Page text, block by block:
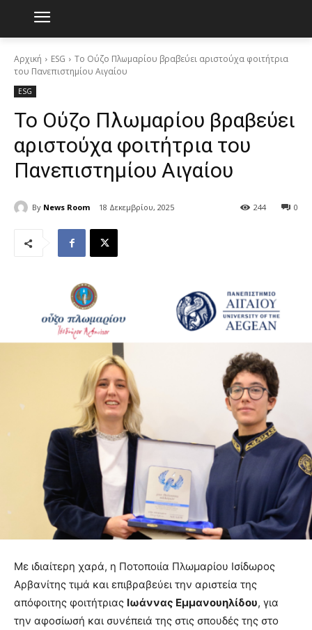
Αρχική ESG
Το Ούζο Πλωμαρίου βραβεύει αριστούχα φοιτήτρια
του Πανεπιστημίου Αιγαίου
ESG
Το Ούζο Πλωμαρίου βραβεύει
αριστούχα φοιτήτρια του
Πανεπιστημίου Αιγαίου
By News Room 18 Δεκεμβρίου, 2025 0
244
Με ιδιαίτερη χαρά, η Ποτοποιία Πλωμαρίου Ισίδωρος
Αρβανίτης τιμά και επιβραβεύει την αριστεία της
απόφοιτης φοιτήτριας Ιωάννας Εμμανουηλίδου, για
την αφοσίωσή και συνέπειά της στις σπουδές της στο